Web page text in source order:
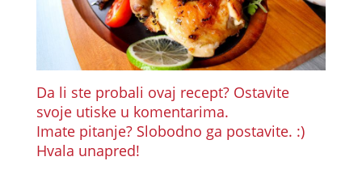
Da li ste probali ovaj recept? Ostavite
svoje utiske u komentarima.
Imate pitanje? Slobodno ga postavite. :)
Hvala unapred!